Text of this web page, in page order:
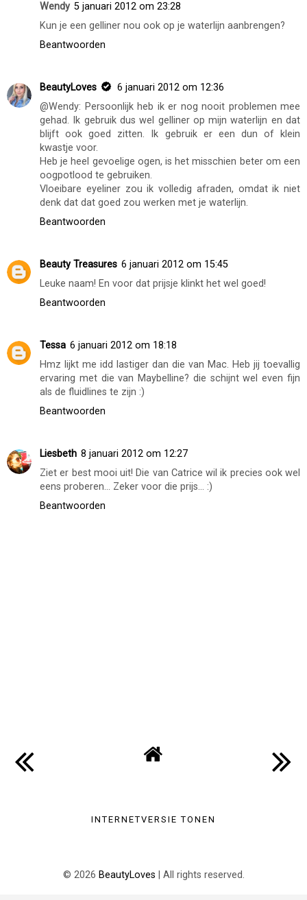
Wendy 5 januari 2012 om 23:28
Kun je een gelliner nou ook op je waterlijn aanbrengen?
Beantwoorden
BeautyLoves
6 januari 2012 om 12:36
@Wendy: Persoonlijk heb ik er nog nooit problemen mee
gehad. Ik gebruik dus wel gelliner op mijn waterlijn en dat
blijft ook goed zitten. Ik gebruik er een dun of klein
kwastje voor.
Heb je heel gevoelige ogen, is het misschien beter om een
oogpotlood te gebruiken.
Vloeibare eyeliner zou ik volledig afraden, omdat ik niet
denk dat dat goed zou werken met je waterlijn.
Beantwoorden
Beauty Treasures 6 januari 2012 om 15:45
Leuke naam! En voor dat prijsje klinkt het wel goed!
Beantwoorden
Tessa 6 januari 2012 om 18:18
Hmz lijkt me idd lastiger dan die van Mac. Heb jij toevallig
ervaring met die van Maybelline? die schijnt wel even fijn
als de fluidlines te zijn :)
Beantwoorden
Liesbeth 8 januari 2012 om 12:27
Ziet er best mooi uit! Die van Catrice wil ik precies ook wel
eens proberen... Zeker voor die prijs... :)
Beantwoorden
INTERNETVERSIE TONEN
© 2026 BeautyLoves | All rights reserved.